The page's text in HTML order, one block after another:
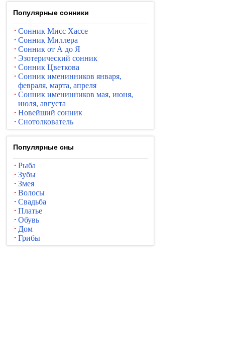
Популярные сонники
Сонник Мисс Хассе
Сонник Миллера
Сонник от А до Я
Эзотерический сонник
Сонник Цветкова
Сонник именинников января,
февраля, марта, апреля
Сонник именинников мая, июня,
июля, августа
Новейший сонник
Снотолкователь
Популярные сны
Рыба
Зубы
Змея
Волосы
Свадьба
Платье
Обувь
Дом
Грибы